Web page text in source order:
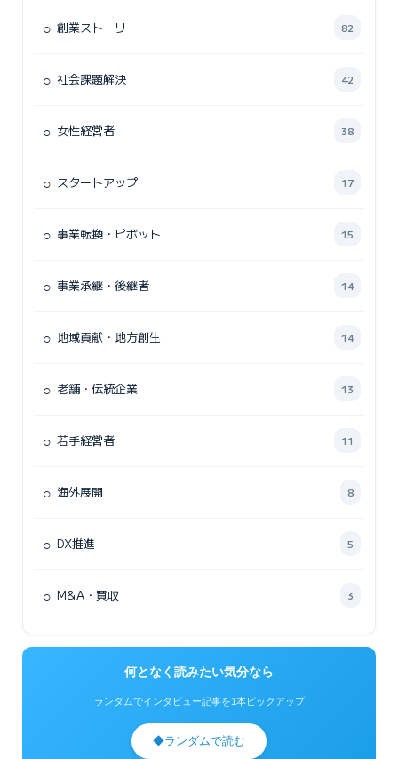
○ 創業ストーリー 82
○ 社会課題解決 42
○ 女性経営者 38
○ スタートアップ 17
○ 事業転換・ピボット 15
○ 事業承継・後継者 14
○ 地域貢献・地方創生 14
○ 老舗・伝統企業 13
○ 若手経営者 11
○ 海外展開 8
○ DX推進 5
○ M&A・買収 3
何となく読みたい気分なら
ランダムでインタビュー記事を1本ピックアップ
◆ランダムで読む